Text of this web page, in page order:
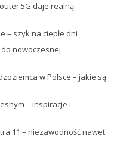
5G daje realną
– szyk na ciepłe dni
nowoczesnej
w Polsce – jakie są
– inspiracje i
11 – niezawodność nawet